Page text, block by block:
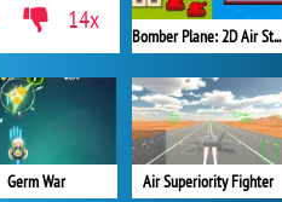
Bomber Plane: 2D Air Strike
Air Superiority Fighter
Germ War
14x